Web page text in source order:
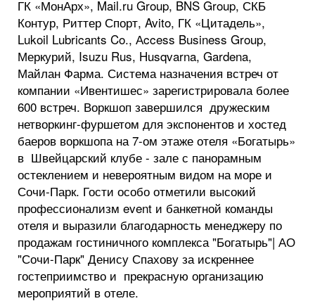
ГК «МонАрх», Mail.ru Group, BNS Group, СКБ
Контур, Риттер Спорт, Avito, ГК «Цитадель»,
Lukoil Lubricants Co., Аccess Business Group,
Меркурий, Isuzu Rus, Husqvarna, Gardena,
Майлан Фарма. Система назначения встреч от
компании «Ивентишес» зарегистрировала более
600 встреч. Воркшоп завершился дружеским
нетворкинг-фуршетом для экспонентов и хостед
баеров воркшопа на 7-ом этаже отеля «Богатырь»
в Швейцарский клубе - зале с панорамным
остеклением и невероятным видом на море и
Сочи-Парк. Гости особо отметили высокий
профессионализм event и банкетной команды
отеля и выразили благодарность менеджеру по
продажам гостиничного комплекса "Богатырь"| АО
"Сочи-Парк" Денису Спахову за искреннее
гостеприимство и прекрасную организацию
мероприятий в отеле.